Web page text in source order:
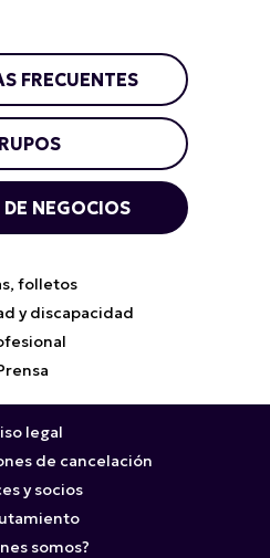
FRECUENTES
NEGOCIOS
folletos
y discapacidad
legal
de cancelación
y socios
somos?